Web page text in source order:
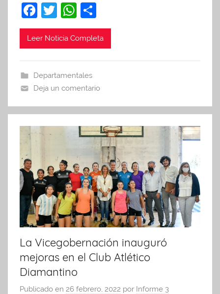
F
a
c
b
o
o
k
T
w
itt
W
h
at
A
p
p
o
m
tir
Leer Noticia Completa
Departamentales
Deja un comentario
La Vicegobernación inauguró
mejoras en el Club Atlético
Diamantino
Publicado en 26 febrero, 2022 por Informe 3